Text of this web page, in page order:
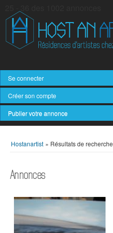
Se connecter
Créer son compte
Publier votre annonce
Hostanartist » Résultats de recherche
Annonces